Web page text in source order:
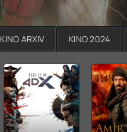
KINO ARXIV KINO 2024